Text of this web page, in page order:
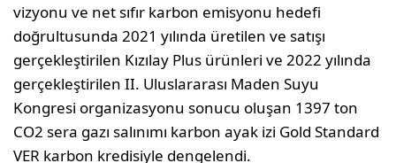
vizyonu ve net sıfır karbon emisyonu hedefi
doğrultusunda 2021 yılında üretilen ve satışı
gerçekleştirilen Kızılay Plus ürünleri ve 2022 yılında
gerçekleştirilen II. Uluslararası Maden Suyu
Kongresi organizasyonu sonucu oluşan 1397 ton
CO2 sera gazı salınımı karbon ayak izi Gold Standard
VER karbon kredisiyle dengelendi.